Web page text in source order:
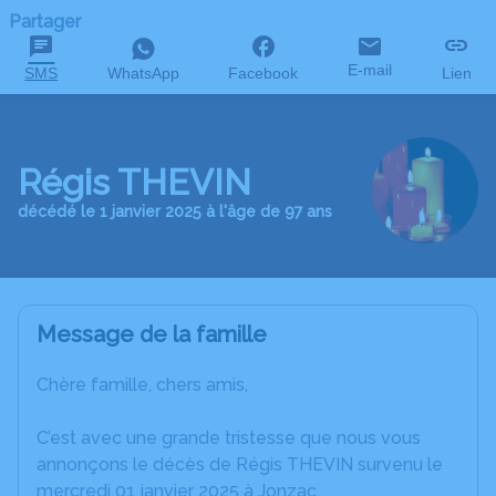
Partager
SMS WhatsApp Facebook E-mail Lien
Régis THEVIN
décédé le 1 janvier 2025 à l'âge de 97 ans
Message de la famille
Chère famille, chers amis,
C’est avec une grande tristesse que nous vous
annonçons le décès de Régis THEVIN survenu le
mercredi 01 janvier 2025 à Jonzac.